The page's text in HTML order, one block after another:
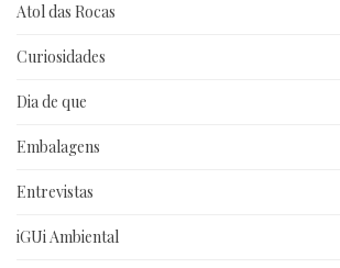
Atol das Rocas
Curiosidades
Dia de que
Embalagens
Entrevistas
iGUi Ambiental